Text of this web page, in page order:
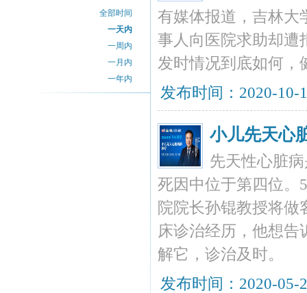
全部时间
一天内
一周内
一月内
一年内
有媒体报道，吉林大
事人向医院求助却遭
发时情况到底如何，
发布时间：2020-
小儿先天心
先天性心脏
死因中位于第四位。
院院长孙锟教授将
床诊治经历，他想告
解它，诊治及时。
发布时间：2020-